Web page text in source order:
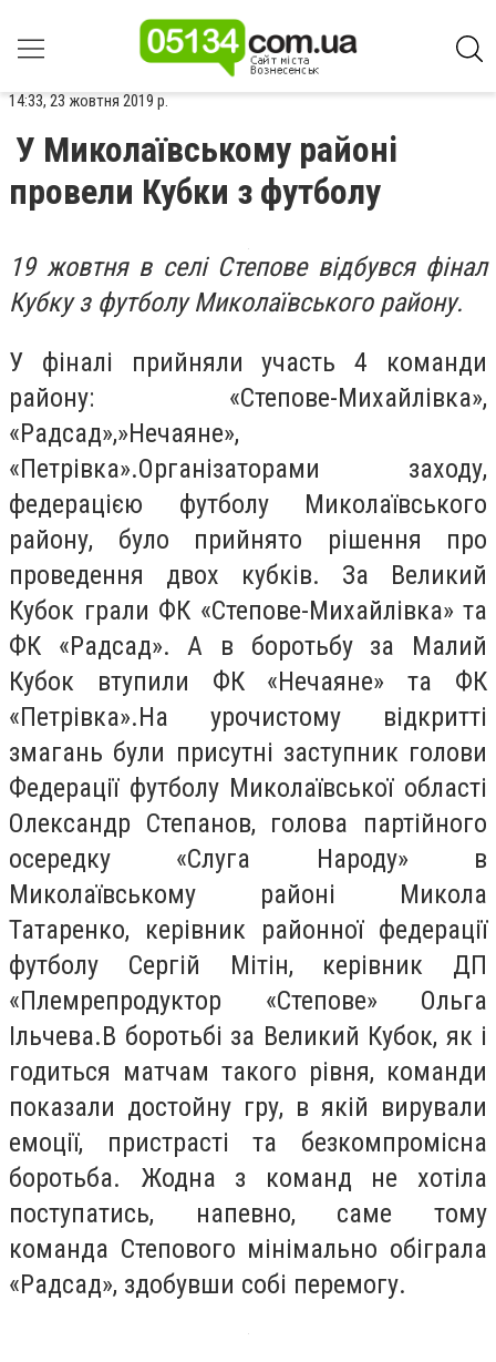
14:33, 23 жовтня 2019 р.
У Миколаївському районі
провели Кубки з футболу
19 жовтня в селі Степове відбувся фінал
Кубку з футболу Миколаївського району.
У фіналі прийняли участь 4 команди
району: «Степове-Михайлівка»,
«Радсад»,»Нечаяне»,
«Петрівка».Організаторами заходу,
федерацією футболу Миколаївського
району, було прийнято рішення про
проведення двох кубків. За Великий
Кубок грали ФК «Степове-Михайлівка» та
ФК «Радсад». А в боротьбу за Малий
Кубок втупили ФК «Нечаяне» та ФК
«Петрівка».На урочистому відкритті
змагань були присутні заступник голови
Федерації футболу Миколаївської області
Олександр Степанов, голова партійного
осередку «Слуга Народу» в
Миколаївському районі Микола
Татаренко, керівник районної федерації
футболу Сергій Мітін, керівник ДП
«Племрепродуктор «Степове» Ольга
Ільчева.В боротьбі за Великий Кубок, як і
годиться матчам такого рівня, команди
показали достойну гру, в якій вирували
емоції, пристрасті та безкомпромісна
боротьба. Жодна з команд не хотіла
поступатись, напевно, саме тому
команда Степового мінімально обіграла
«Радсад», здобувши собі перемогу.